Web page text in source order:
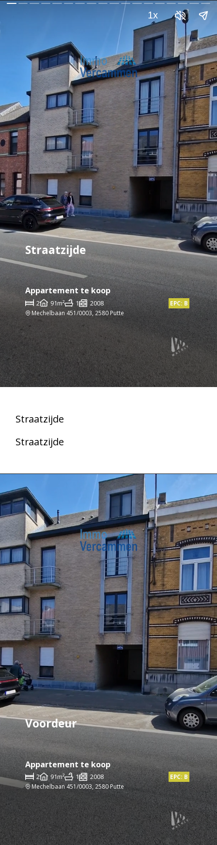
Straatzijde
Appartement te koop
2 91m² 1 2008
EPC: B
Mechelbaan 451/0003, 2580 Putte
Straatzijde
Straatzijde
Voordeur
Appartement te koop
2 91m² 1 2008
EPC: B
Mechelbaan 451/0003, 2580 Putte